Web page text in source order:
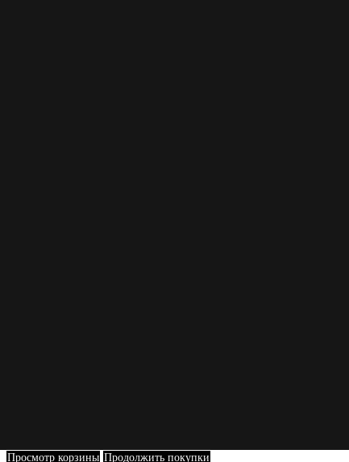
Просмотр корзины Продолжить покупки